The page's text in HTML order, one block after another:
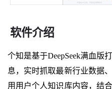
软件介绍
个知是基于DeepSeek满血版
息，实时抓取最新行业数据
用用户个人知识库内容，结